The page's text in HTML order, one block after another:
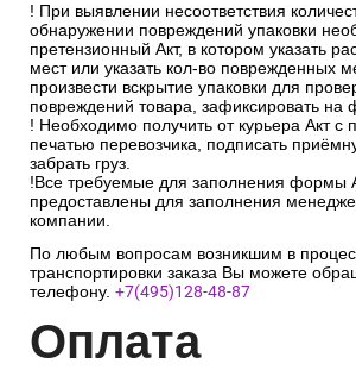
! При выявлении несоответствия
обнаружении повреждений упаковки
претензионный Акт, в котором указать
мест или указать кол-во поврежденных
произвести вскрытие упаковки для
повреждений товара, зафиксировать на
! Необходимо получить от курьера Акт с
печатью перевозчика, подписать
забрать груз.
!Все требуемые для заполнения формы
предоставлены для заполнения
компании.
По любым вопросам возникшим в
транспортировки заказа Вы можете
телефону. +7(495)128-48-87
Оплата